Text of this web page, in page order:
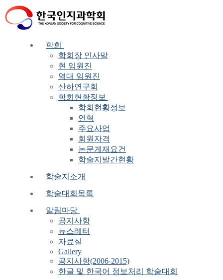
Skip
to
content
Menu
Close
학회
학회장 인사말
현 임원진
역대 임원진
산하연구회
학회현황정보
학회현황정보
연혁
주요사업
회원자격
논문게재요건
학술지발간현황
학술지소개
학술대회목록
알림마당
공지사항
뉴스레터
자료실
Gallery
공지사항(2006-2015)
한글 및 한국어 정보처리 학술대회